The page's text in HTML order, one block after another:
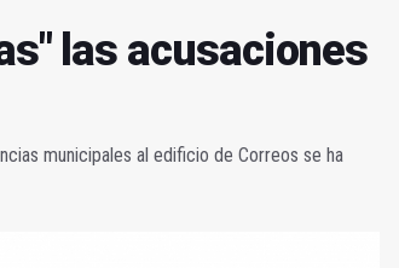
las acusaciones
municipales al edificio de Correos se ha